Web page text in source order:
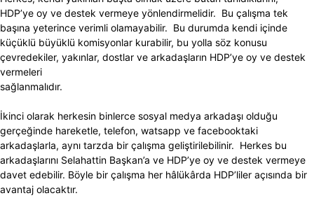
HDP’ye oy ve destek vermeye yönlendirmelidir. Bu çalışma tek
başına yeterince verimli olamayabilir. Bu durumda kendi içinde
küçüklü büyüklü komisyonlar kurabilir, bu yolla söz konusu
çevredekiler, yakınlar, dostlar ve arkadaşların HDP’ye oy ve destek
vermeleri
sağlanmalıdır.
İkinci olarak herkesin binlerce sosyal medya arkadaşı olduğu
gerçeğinde hareketle, telefon, watsapp ve facebooktaki
arkadaşlarla, aynı tarzda bir çalışma geliştirilebilinir. Herkes bu
arkadaşlarını Selahattin Başkan’a ve HDP’ye oy ve destek vermeye
davet edebilir. Böyle bir çalışma her hâlükârda HDP’liler açısında bir
avantaj olacaktır.